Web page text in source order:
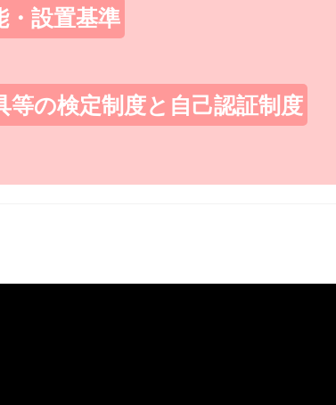
・設置基準
の検定制度と自己認証制度